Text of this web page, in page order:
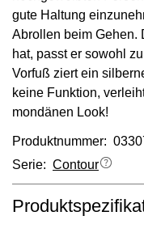
gute Haltung
Abrollen beim Gehen.
hat, passt er sowohl
Vorfuß ziert ein
keine Funktion,
mondänen Look!
Produktnummer:
Serie: Contour